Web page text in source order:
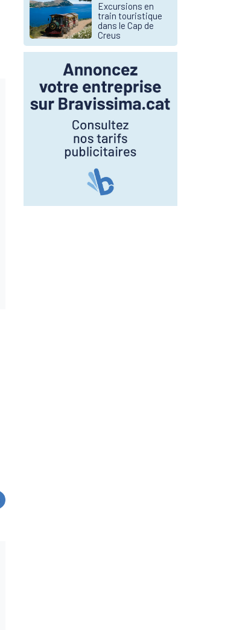
Excursions en
train touristique
dans le Cap de
Creus